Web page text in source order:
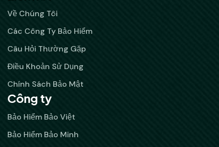
Về Chúng Tôi
Các Công Ty Bảo Hiểm
Câu Hỏi Thường Gặp
Điều Khoản Sử Dụng
Chính Sách Bảo Mật
Công ty
Bảo Hiểm Bảo Việt
Bảo Hiểm Bảo Minh